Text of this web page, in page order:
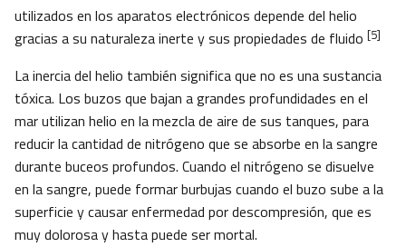
utilizados en los aparatos electrónicos depende del helio
gracias a su naturaleza inerte y sus propiedades de fluido [5]
La inercia del helio también significa que no es una sustancia
tóxica. Los buzos que bajan a grandes profundidades en el
mar utilizan helio en la mezcla de aire de sus tanques, para
reducir la cantidad de nitrógeno que se absorbe en la sangre
durante buceos profundos. Cuando el nitrógeno se disuelve
en la sangre, puede formar burbujas cuando el buzo sube a la
superficie y causar enfermedad por descompresión, que es
muy dolorosa y hasta puede ser mortal.